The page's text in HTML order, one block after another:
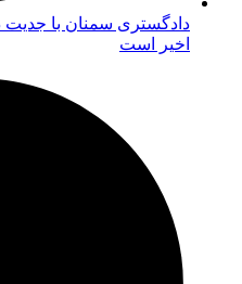
دادگستری سمنان با جدیت
اخیر است